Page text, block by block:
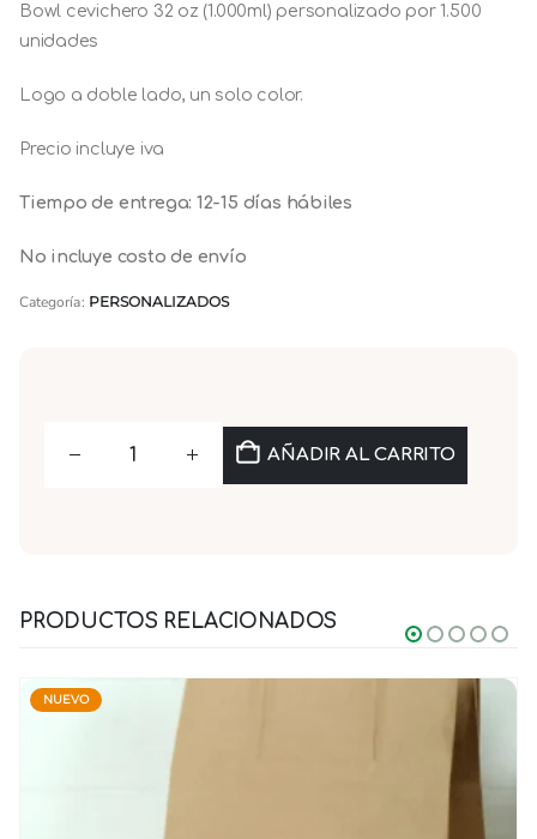
Bowl cevichero 32 oz (1.000ml) personalizado por 1.500
unidades
Logo a doble lado, un solo color.
Precio incluye iva
Tiempo de entrega: 12-15 días hábiles
No incluye costo de envío
Categoría: PERSONALIZADOS
AÑADIR AL CARRITO
PRODUCTOS RELACIONADOS
NUEVO